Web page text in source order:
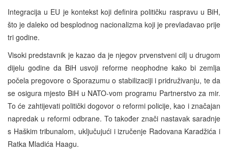
Integracija u EU je kontekst koji definira političku raspravu u BiH,
što je daleko od besplodnog nacionalizma koji je prevladavao prije
tri godine.
Visoki predstavnik je kazao da je njegov prvenstveni cilj u drugom
dijelu godine da BiH usvoji reforme neophodne kako bi zemlja
počela pregovore o Sporazumu o stabilizaciji i pridruživanju, te da
se osigura mjesto BiH u NATO-vom programu Partnerstvo za mir.
To će zahtijevati politički dogovor o reformi policije, kao i značajan
napredak u reformi odbrane. To također znači nastavak saradnje
s Haškim tribunalom, uključujući i izručenje Radovana Karadžića i
Ratka Mladića Haagu.